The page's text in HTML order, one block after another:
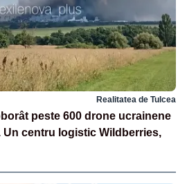
Realitatea de Tulcea
peste 600 drone ucrainene
centru logistic Wildberries,